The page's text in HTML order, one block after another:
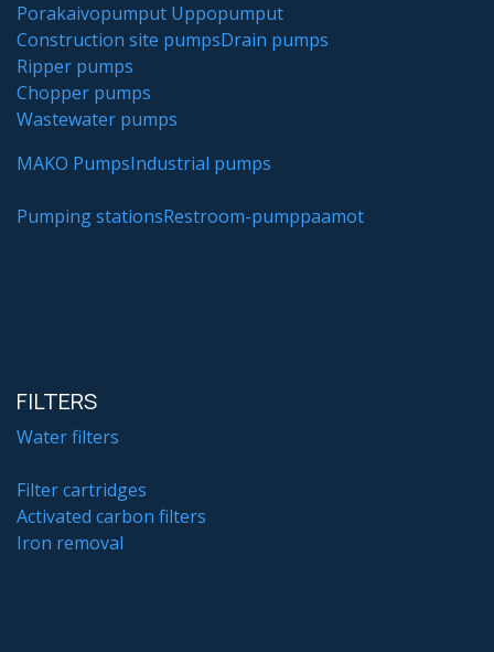
Porakaivopumput Uppopumput
Construction site pumpsDrain pumps
Ripper pumps
Chopper pumps
Wastewater pumps
MAKO PumpsIndustrial pumps
Pumping stationsRestroom-pumppaamot
FILTERS
Water filters
Filter cartridges
Activated carbon filters
Iron removal